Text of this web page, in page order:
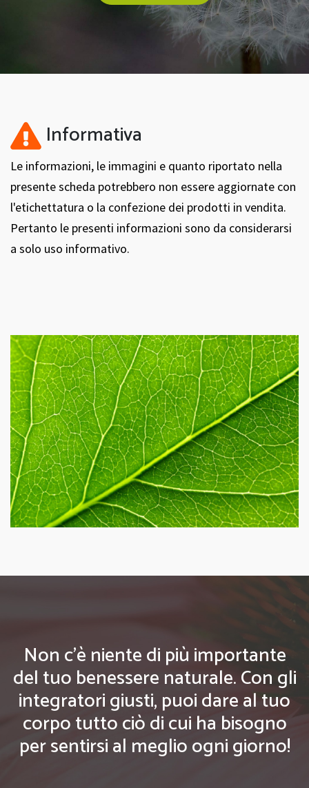
Informativa
Le informazioni, le immagini e quanto riportato nella
presente scheda potrebbero non essere aggiornate con
l'etichettatura o la confezione dei prodotti in vendita.
Pertanto le presenti informazioni sono da considerarsi
a solo uso informativo.
Non c'è niente di più importante
del tuo benessere naturale. Con gli
integratori giusti, puoi dare al tuo
corpo tutto ciò di cui ha bisogno
per sentirsi al meglio ogni giorno!